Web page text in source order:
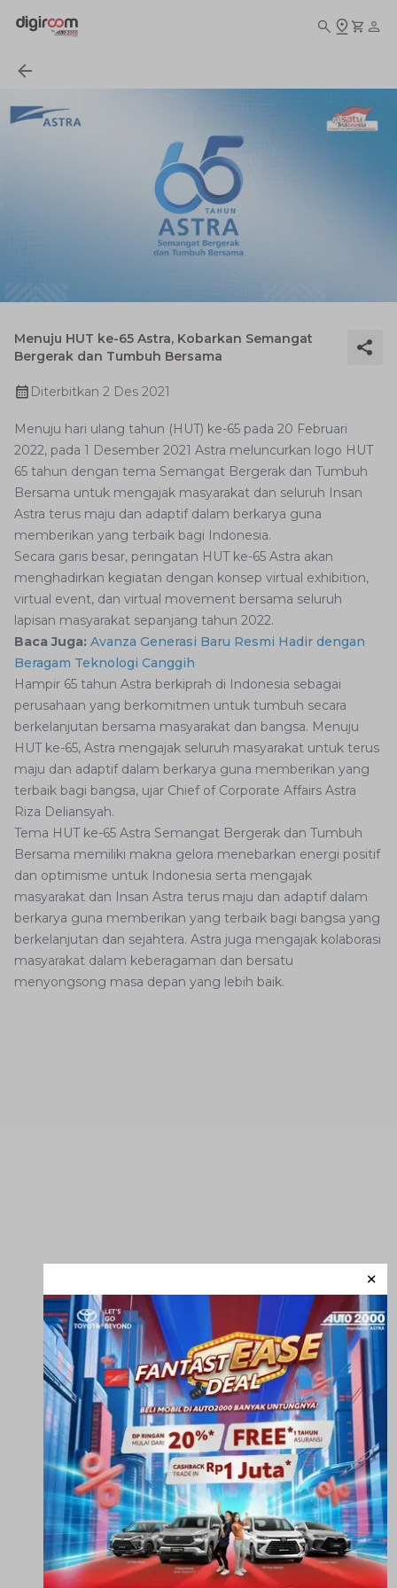
Menuju HUT ke-65 Astra, Kobarkan Semangat
Bergerak dan Tumbuh Bersama
Diterbitkan 2 Des 2021
Menuju hari ulang tahun (HUT) ke-65 pada 20 Februari
2022, pada 1 Desember 2021 Astra meluncurkan logo HUT
65 tahun dengan tema Semangat Bergerak dan Tumbuh
Bersama untuk mengajak masyarakat dan seluruh Insan
Astra terus maju dan adaptif dalam berkarya guna
memberikan yang terbaik bagi Indonesia.
Secara garis besar, peringatan HUT ke-65 Astra akan
menghadirkan kegiatan dengan konsep virtual exhibition,
virtual event, dan virtual movement bersama seluruh
lapisan masyarakat sepanjang tahun 2022.
Baca Juga: Avanza Generasi Baru Resmi Hadir dengan
Beragam Teknologi Canggih
Hampir 65 tahun Astra berkiprah di Indonesia sebagai
perusahaan yang berkomitmen untuk tumbuh secara
berkelanjutan bersama masyarakat dan bangsa. Menuju
HUT ke-65, Astra mengajak seluruh masyarakat untuk terus
maju dan adaptif dalam berkarya guna memberikan yang
terbaik bagi bangsa, ujar Chief of Corporate Affairs Astra
Riza Deliansyah.
Tema HUT ke-65 Astra Semangat Bergerak dan Tumbuh
Bersama memiliki makna gelora menebarkan energi positif
dan optimisme untuk Indonesia serta mengajak
masyarakat dan Insan Astra terus maju dan adaptif dalam
berkarya guna memberikan yang terbaik bagi bangsa yang
berkelanjutan dan sejahtera. Astra juga mengajak kolaborasi
masyarakat dalam keberagaman dan bersatu
menyongsong masa depan yang lebih baik.